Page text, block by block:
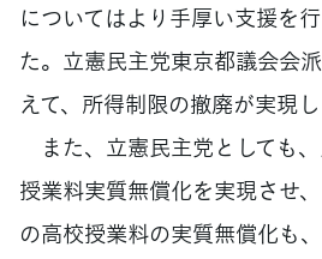
についてはより手厚い支援を
た。立憲民主党東京都議会会
えて、所得制限の撤廃が実現し
また、立憲民主党としても
授業料実質無償化を実現させ
の高校授業料の実質無償化も